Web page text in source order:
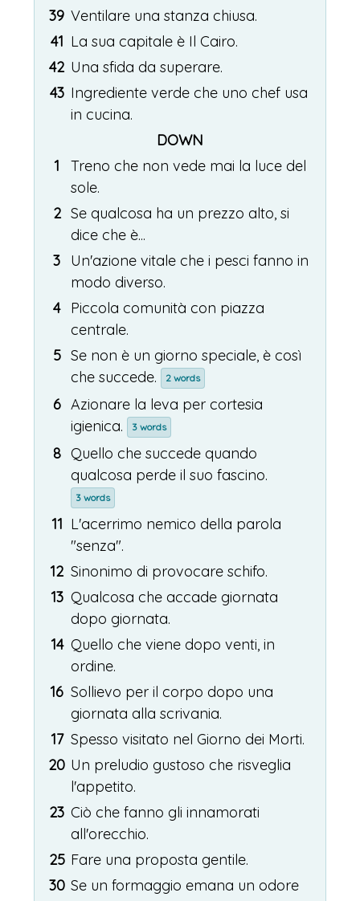
39 Ventilare una stanza chiusa.
41 La sua capitale è Il Cairo.
42 Una sfida da superare.
43 Ingrediente verde che uno chef usa
in cucina.
DOWN
1
Treno che non vede mai la luce del
sole.
2 Se qualcosa ha un prezzo alto, si
dice che è...
3
Un'azione vitale che i pesci fanno in
modo diverso.
4
Piccola comunità con piazza
centrale.
5 Se non è un giorno speciale, è così
che succede.
2 words
6 Azionare la leva per cortesia
igienica.
3 words
8 Quello che succede quando
qualcosa perde il suo fascino.
3 words
11 L'acerrimo nemico della parola
"senza".
12 Sinonimo di provocare schifo.
13 Qualcosa che accade giornata
dopo giornata.
14 Quello che viene dopo venti, in
ordine.
16 Sollievo per il corpo dopo una
giornata alla scrivania.
17 Spesso visitato nel Giorno dei Morti.
20 Un preludio gustoso che risveglia
l'appetito.
23 Ciò che fanno gli innamorati
all'orecchio.
25 Fare una proposta gentile.
30 Se un formaggio emana un odore